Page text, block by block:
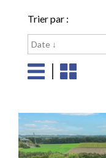
Trier par :
Date ↓